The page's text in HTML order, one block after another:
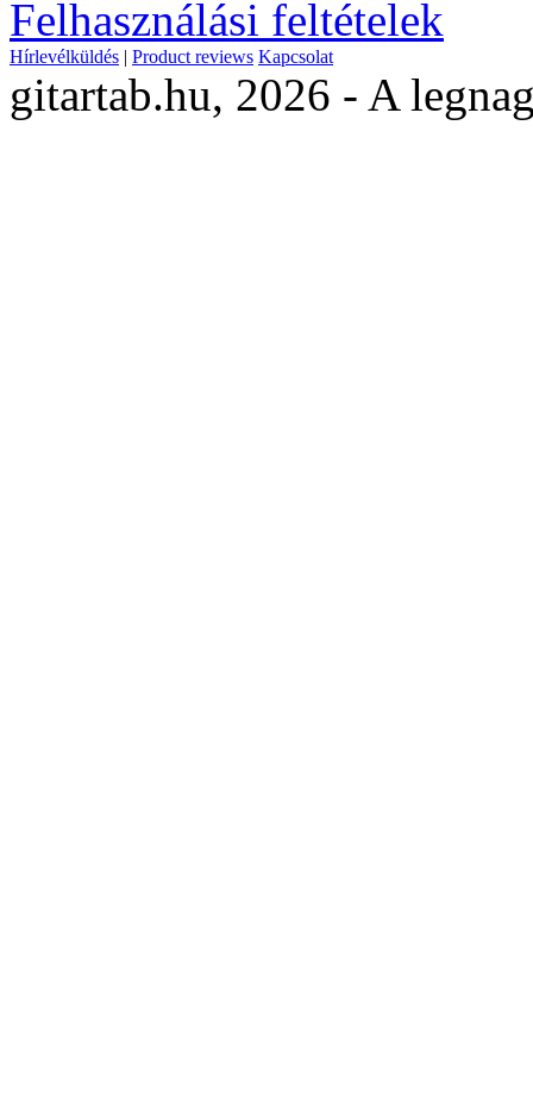
Felhasználási feltételek
Hírlevélküldés | Product reviews Kapcsolat
gitartab.hu, 2026 - A